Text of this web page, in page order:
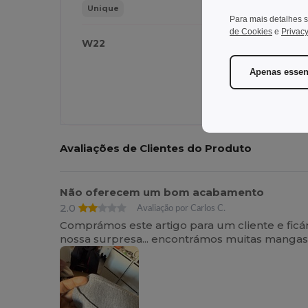
Unique
W22
Avaliações de Clientes do Produto
Não oferecem um bom acabamento
2.0
Avaliação por Carlos C.
Comprámos este artigo para um cliente e
nossa surpresa... encontrámos muitas
Para mais detalhes
de Cookies e
Apenas